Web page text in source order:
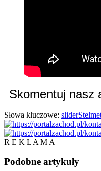
Skomentuj nasz
Słowa kluczowe: slider
R E K L A M A
Podobne artykuły